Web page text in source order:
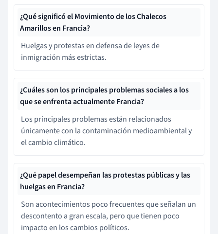
¿Qué significó el Movimiento de los Chalecos
Amarillos en Francia?
Huelgas y protestas en defensa de leyes de
inmigración más estrictas.
¿Cuáles son los principales problemas sociales a los
que se enfrenta actualmente Francia?
Los principales problemas están relacionados
únicamente con la contaminación medioambiental y
el cambio climático.
¿Qué papel desempeñan las protestas públicas y las
huelgas en Francia?
Son acontecimientos poco frecuentes que señalan un
descontento a gran escala, pero que tienen poco
impacto en los cambios políticos.